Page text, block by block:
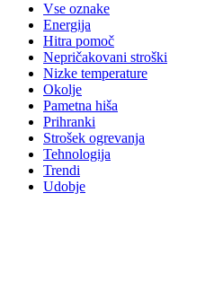
Vse oznake
Energija
Hitra pomoč
Nepričakovani stroški
Nizke temperature
Okolje
Pametna hiša
Prihranki
Strošek ogrevanja
Tehnologija
Trendi
Udobje